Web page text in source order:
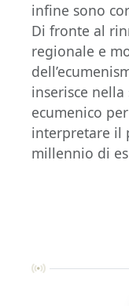
infine sono
Di fronte al
regionale e
inserisce
ecumenico
interpretare il
millennio di